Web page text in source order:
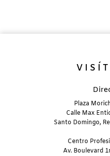
Plaza
Calle Max
Santo Domingo,
Centro
Av. Boulevard